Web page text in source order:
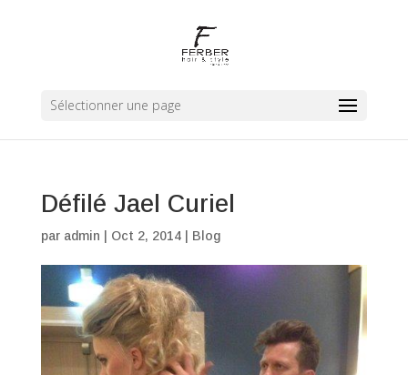
Sélectionner une page
Défilé Jael Curiel
par admin Oct 2, 2014| Blog